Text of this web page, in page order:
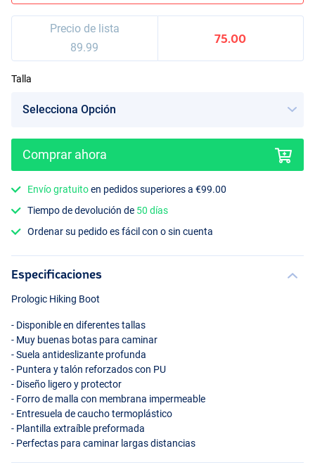
Precio de lista
89.99
75.00
Talla
Comprar ahora
Envío gratuitoen pedidos superiores a €99.00
Tiempo de devolución de 50 días
Ordenar su pedido es fácil con o sin cuenta
Especificaciones
Prologic Hiking Boot
- Disponible en diferentes tallas
- Muy buenas botas para caminar
- Suela antideslizante profunda
- Puntera y talón reforzados con PU
- Diseño ligero y protector
- Forro de malla con membrana impermeable
- Entresuela de caucho termoplástico
- Plantilla extraíble preformada
- Perfectas para caminar largas distancias